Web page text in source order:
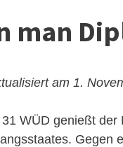
man
am 1.
WÜD genießt
Gegen